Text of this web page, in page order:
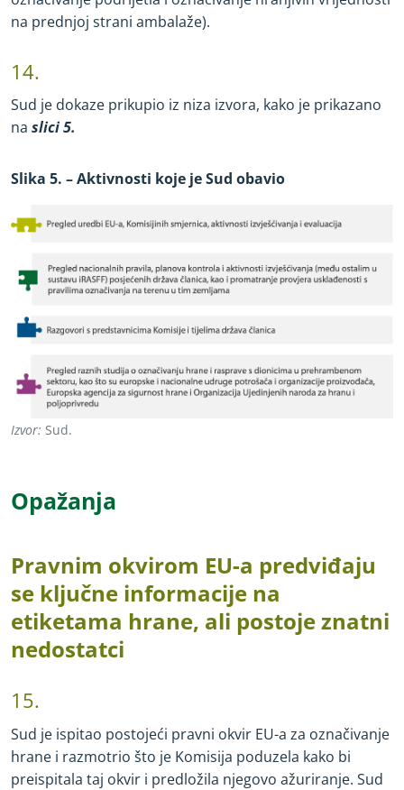
na prednjoj strani ambalaže).
14.
Sud je dokaze prikupio iz niza izvora, kako je prikazano
na slici 5.
Slika 5. – Aktivnosti koje je Sud obavio
Izvor: Sud.
Opažanja
Pravnim okvirom EU-a predviđaju
se ključne informacije na
etiketama hrane, ali postoje znatni
nedostatci
15.
Sud je ispitao postojeći pravni okvir EU-a za označivanje
hrane i razmotrio što je Komisija poduzela kako bi
preispitala taj okvir i predložila njegovo ažuriranje. Sud